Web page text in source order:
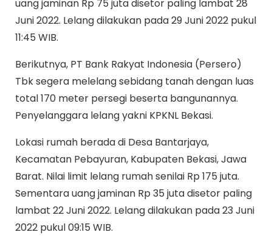
uang jaminan Rp 75 juta disetor paling lambat 28
Juni 2022. Lelang dilakukan pada 29 Juni 2022 pukul
11:45 WIB.
Berikutnya, PT Bank Rakyat Indonesia (Persero)
Tbk segera melelang sebidang tanah dengan luas
total 170 meter persegi beserta bangunannya.
Penyelanggara lelang yakni KPKNL Bekasi.
Lokasi rumah berada di Desa Bantarjaya,
Kecamatan Pebayuran, Kabupaten Bekasi, Jawa
Barat. Nilai limit lelang rumah senilai Rp 175 juta.
Sementara uang jaminan Rp 35 juta disetor paling
lambat 22 Juni 2022. Lelang dilakukan pada 23 Juni
2022 pukul 09:15 WIB.